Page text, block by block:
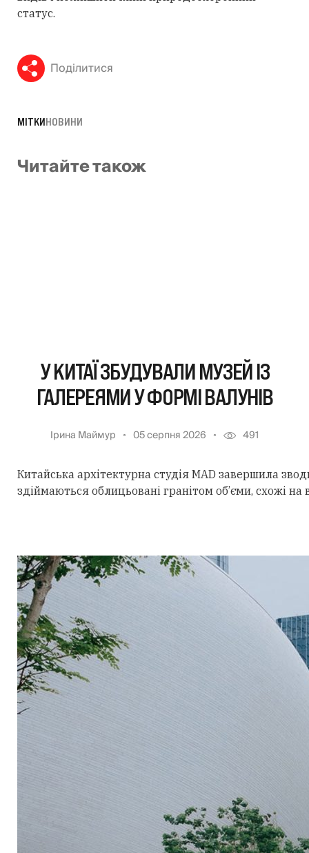
статус.
Поділитися
МІТКИНОВИНИ
Читайте також
У КИТАЇ ЗБУДУВАЛИ МУЗЕЙ ІЗ
ГАЛЕРЕЯМИ У ФОРМІ ВАЛУНІВ
Ірина Маймур 05 серпня 2026 491
Китайська архітектурна студія MAD завершила
здіймаються облицьовані гранітом об’єми, схожі